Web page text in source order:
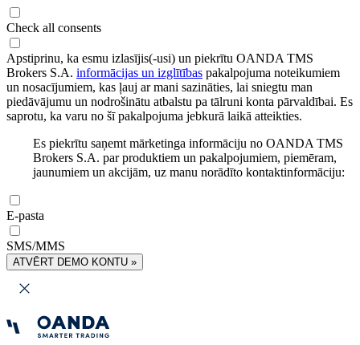
Check all consents
Apstiprinu, ka esmu izlasījis(-usi) un piekrītu OANDA TMS
Brokers S.A. informācijas un izglītības pakalpojuma noteikumiem
un nosacījumiem, kas ļauj ar mani sazināties, lai sniegtu man
piedāvājumu un nodrošinātu atbalstu pa tālruni konta pārvaldībai. Es
saprotu, ka varu no šī pakalpojuma jebkurā laikā atteikties.
Es piekrītu saņemt mārketinga informāciju no OANDA TMS
Brokers S.A. par produktiem un pakalpojumiem, piemēram,
jaunumiem un akcijām, uz manu norādīto kontaktinformāciju:
E-pasta
SMS/MMS
ATVĒRT DEMO KONTU »